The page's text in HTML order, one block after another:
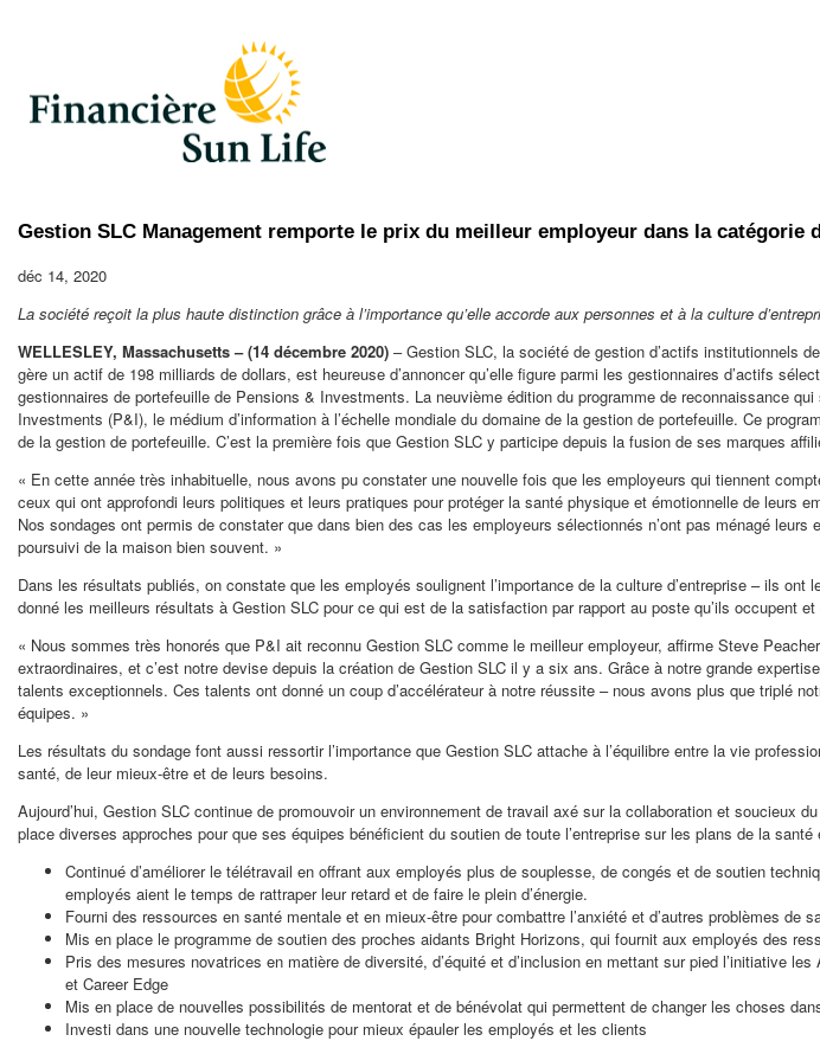
Gestion SLC Management remporte le prix du meilleur employeur dans la
déc 14, 2020
La société reçoit la plus haute distinction grâce à l’importance qu’elle accorde aux personnes et à la culture
WELLESLEY, Massachusetts – (14 décembre 2020) – Gestion SLC, la société de gestion d’actifs institutionnels
gère un actif de 198 milliards de dollars, est heureuse d’annoncer qu’elle figure parmi les gestionnaires d’actifs
gestionnaires de portefeuille de Pensions & Investments. La neuvième édition du programme de reconnaissance
Investments (P&I), le médium d’information à l’échelle mondiale du domaine de la gestion de portefeuille. Ce
de la gestion de portefeuille. C’est la première fois que Gestion SLC y participe depuis la fusion de ses marques
« En cette année très inhabituelle, nous avons pu constater une nouvelle fois que les employeurs qui tiennent
ceux qui ont approfondi leurs politiques et leurs pratiques pour protéger la santé physique et émotionnelle de
Nos sondages ont permis de constater que dans bien des cas les employeurs sélectionnés n’ont pas ménagé
poursuivi de la maison bien souvent. »
Dans les résultats publiés, on constate que les employés soulignent l’importance de la culture d’entreprise – ils
donné les meilleurs résultats à Gestion SLC pour ce qui est de la satisfaction par rapport au poste qu’ils occupent
« Nous sommes très honorés que P&I ait reconnu Gestion SLC comme le meilleur employeur, affirme Steve
extraordinaires, et c’est notre devise depuis la création de Gestion SLC il y a six ans. Grâce à notre grande
talents exceptionnels. Ces talents ont donné un coup d’accélérateur à notre réussite – nous avons plus que triplé
équipes. »
Les résultats du sondage font aussi ressortir l’importance que Gestion SLC attache à l’équilibre entre la vie
santé, de leur mieux-être et de leurs besoins.
Aujourd’hui, Gestion SLC continue de promouvoir un environnement de travail axé sur la collaboration et
place diverses approches pour que ses équipes bénéficient du soutien de toute l’entreprise sur les plans de la
Continué d’améliorer le télétravail en offrant aux employés plus de souplesse, de congés et de soutien
employés aient le temps de rattraper leur retard et de faire le plein d’énergie.
Fourni des ressources en santé mentale et en mieux-être pour combattre l’anxiété et d’autres problèmes de
Mis en place le programme de soutien des proches aidants Bright Horizons, qui fournit aux employés des
Pris des mesures novatrices en matière de diversité, d’équité et d’inclusion en mettant sur pied l’initiative
et Career Edge
Mis en place de nouvelles possibilités de mentorat et de bénévolat qui permettent de changer les choses
Investi dans une nouvelle technologie pour mieux épauler les employés et les clients